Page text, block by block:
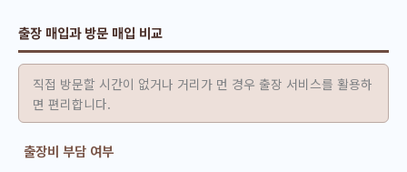
출장 매입과 방문 매입 비교
직접 방문할 시간이 없거나 거리가 먼 경우 출장 서비스를 활용하
면 편리합니다.
출장비 부담 여부